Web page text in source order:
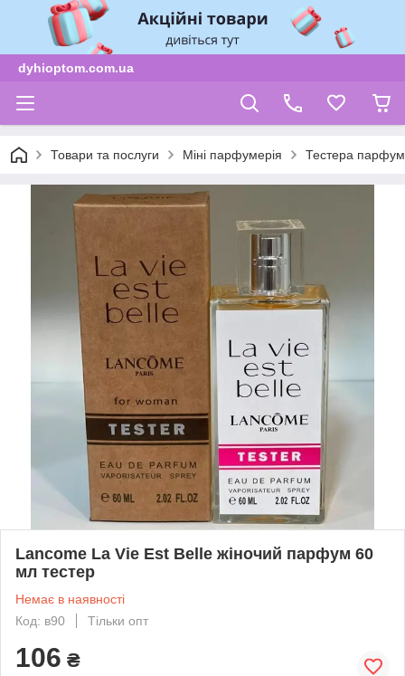
dyhioptom.com.ua
Товари та послуги Міні парфумерія Тестера
Lancome La Vie Est Belle жіночий парфум 60
мл тестер
Немає в наявності
Код: в90
Тільки опт
106 ₴